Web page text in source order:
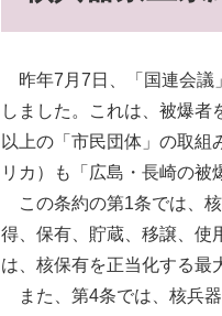
昨年7月7日、「国連会議
しました。これは、被爆
以上の「市民団体」の取組
リカ）も「広島・長崎の被
この条約の第1条では、
得、保有、貯蔵、移譲、使
は、核保有を正当化する最
また、第4条では、核兵